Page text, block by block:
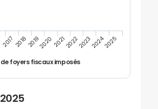
foyers fiscaux imposés
2017 20182019202020212022202320242025